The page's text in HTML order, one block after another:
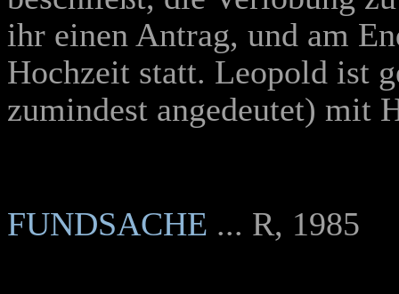
ihr einen Antrag, und am
Hochzeit statt. Leopold ist
zumindest angedeutet) mit
FUNDSACHE ... R, 1985